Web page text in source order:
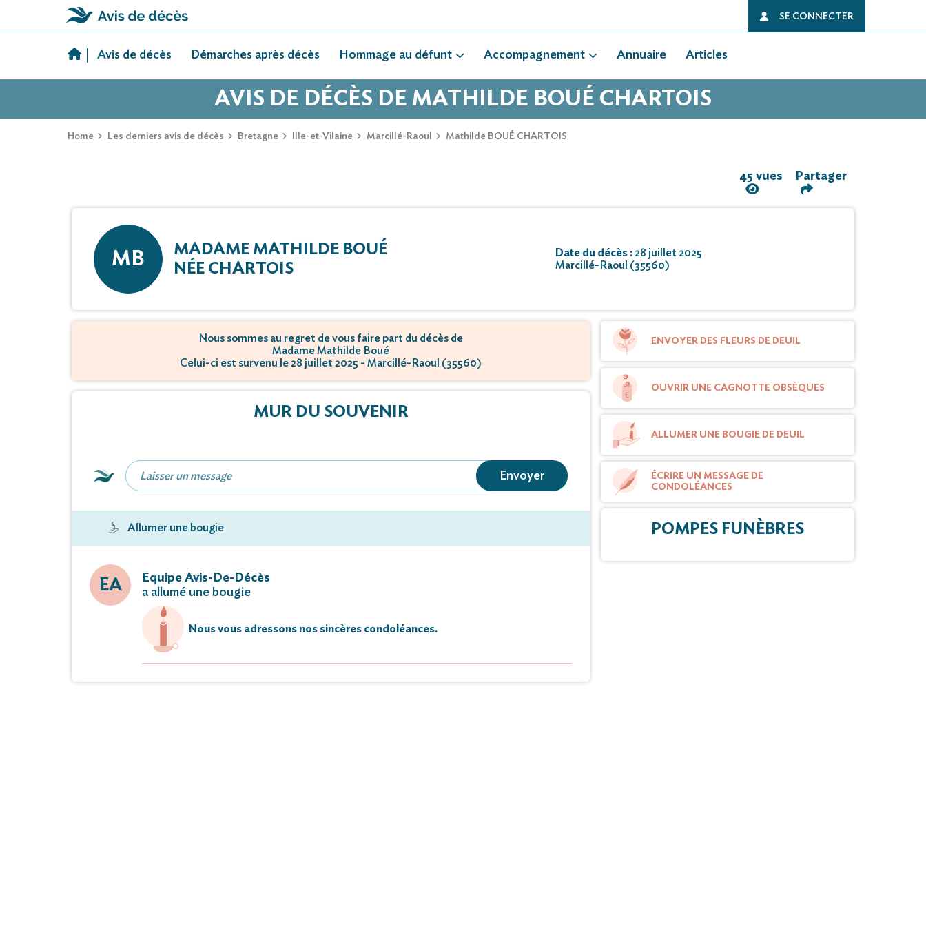
SE CONNECTER
Avis de décès Démarches après décès Hommage au défunt Accompagnement Annuaire Articles
AVIS DE DÉCÈS DE MATHILDE BOUÉ CHARTOIS
Home Les derniers avis de décès Bretagne Ille-et-Vilaine Marcillé-Raoul Mathilde BOUÉ CHARTOIS
45 vues Partager
MB
MADAME MATHILDE BOUÉ
NÉE CHARTOIS
Date du décès :28 juillet 2025
Marcillé-Raoul (35560)
Nous sommes au regret de vous faire part du décès de
Madame Mathilde Boué
Celui-ci est survenu le 28 juillet 2025 - Marcillé-Raoul (35560)
MUR DU SOUVENIR
Envoyer
Allumer une bougie
EA
Equipe Avis-De-Décès
a allumé une bougie
Nous vous adressons nos sincères condoléances.
ENVOYER DES FLEURS DE DEUIL
OUVRIR UNE CAGNOTTE OBSÈQUES
ALLUMER UNE BOUGIE DE DEUIL
ÉCRIRE UN MESSAGE DE
CONDOLÉANCES
POMPES FUNÈBRES